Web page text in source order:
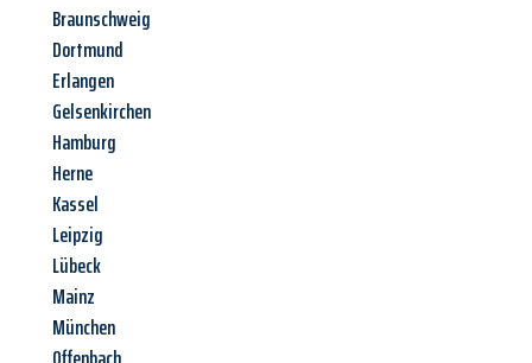
Braunschweig
Dortmund
Erlangen
Gelsenkirchen
Hamburg
Herne
Kassel
Leipzig
Lübeck
Mainz
München